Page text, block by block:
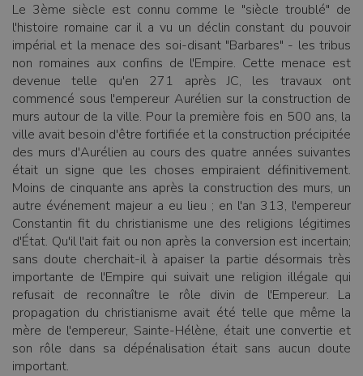
Le 3ème siècle est connu comme le "siècle troublé" de
l'histoire romaine car il a vu un déclin constant du pouvoir
impérial et la menace des soi-disant "Barbares" - les tribus
non romaines aux confins de l'Empire. Cette menace est
devenue telle qu'en 271 après JC, les travaux ont
commencé sous l'empereur Aurélien sur la construction de
murs autour de la ville. Pour la première fois en 500 ans, la
ville avait besoin d'être fortifiée et la construction précipitée
des murs d'Aurélien au cours des quatre années suivantes
était un signe que les choses empiraient définitivement.
Moins de cinquante ans après la construction des murs, un
autre événement majeur a eu lieu ; en l'an 313, l'empereur
Constantin fit du christianisme une des religions légitimes
d'État. Qu'il l'ait fait ou non après la conversion est incertain;
sans doute cherchait-il à apaiser la partie désormais très
importante de l'Empire qui suivait une religion illégale qui
refusait de reconnaître le rôle divin de l'Empereur. La
propagation du christianisme avait été telle que même la
mère de l'empereur, Sainte-Hélène, était une convertie et
son rôle dans sa dépénalisation était sans aucun doute
important.